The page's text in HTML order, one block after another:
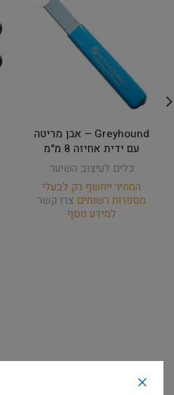
Greyhound – אבן מריטה
עם ידית אחיזה 8 מ"מ
כלים לעיצוב השיער
המחיר ייחשף רק לבעלי
מספרות רשומים צרו קשר
למידע נוסף